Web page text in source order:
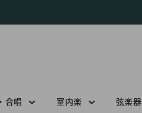
合唱 室内楽 弦楽器